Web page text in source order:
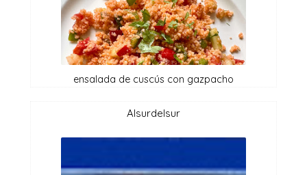
ensalada de cuscús con gazpacho
alsurdelsur